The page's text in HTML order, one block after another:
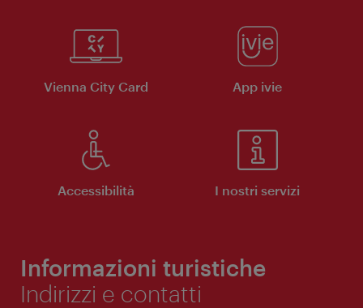
Vienna City Card App ivie
Accessibilità I nostri servizi
Informazioni turistiche
Indirizzi e contatti